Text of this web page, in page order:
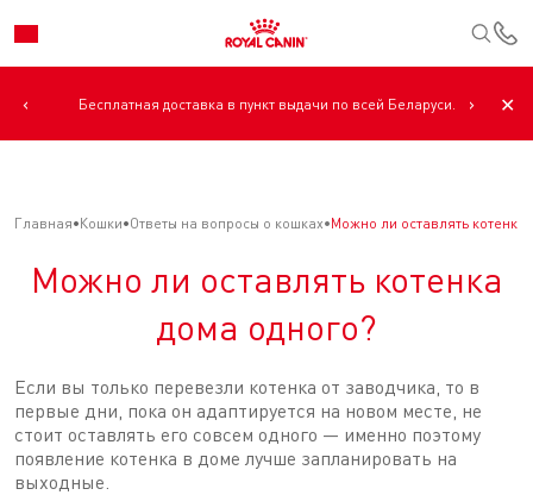
‹ Бесплатная доставка в пункт выдачи по всей Беларуси. › ✕
Главная Кошки Ответы на вопросы о кошках Можно ли оставлять котенка
Можно ли оставлять котенка
дома одного?
Если вы только перевезли котенка от заводчика, то в
первые дни, пока он адаптируется на новом месте, не
стоит оставлять его совсем одного — именно поэтому
появление котенка в доме лучше запланировать на
выходные.